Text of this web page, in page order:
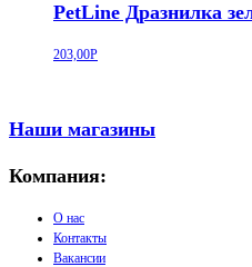
PetLine Дразнилка
203,00Р
Наши магазины
Компания:
О нас
Контакты
Вакансии